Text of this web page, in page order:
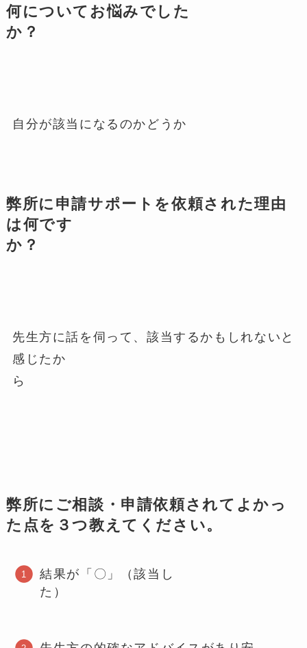
何についてお悩みでした
か？
自分が該当になるのかどうか
弊所に申請サポートを依頼された理由
は何です
か？
先生方に話を伺って、該当するかもしれないと
感じたか
ら
弊所にご相談・申請依頼されてよかっ
た点を３つ教えてください。
結果が「〇」（該当し
た）